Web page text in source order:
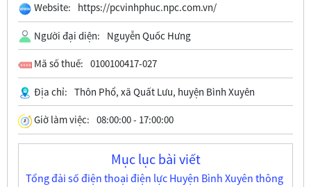
Website: https://pcvinhphuc.npc.com.vn/
Người đại diện: Nguyễn Quốc Hưng
Mã số thuế: 0100100417-027
Địa chỉ: Thôn Phổ, xã Quất Lưu, huyện Bình Xuyên
Giờ làm việc: 08:00:00 - 17:00:00
Mục lục bài viết
Tổng đài số điện thoại điện lực Huyện Bình Xuyên thông